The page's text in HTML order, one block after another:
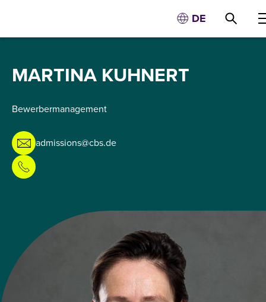
DE
MARTINA KUHNERT
Bewerbermanagement
admissions@cbs.de